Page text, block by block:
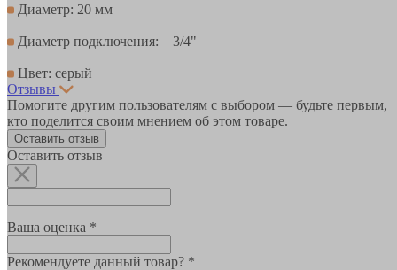
Диаметр: 20 мм
Диаметр подключения: 3/4"
Цвет: серый
Отзывы
Помогите другим пользователям с выбором — будьте первым,
кто поделится своим мнением об этом товаре.
Оставить отзыв
Оставить отзыв
Ваша оценка *
Рекомендуете данный товар? *